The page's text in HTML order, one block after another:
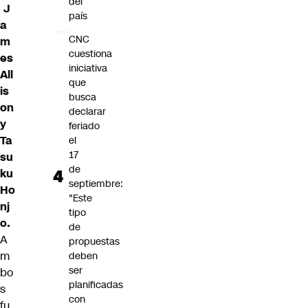
J
a
m
es
All
is
on
y
Ta
su
ku
Ho
nj
o.
A
m
bo
s
país
CNC
cuestiona
iniciativa
que
busca
declarar
feriado
el
17
de
septiembre:
"Este
tipo
de
propuestas
deben
ser
planificadas
con